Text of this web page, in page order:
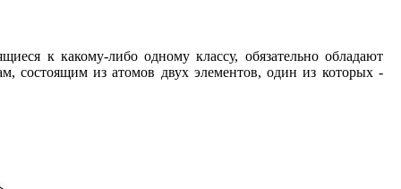
к какому-либо одному классу, обязательно обладают
состоящим из атомов двух элементов, один из которых -